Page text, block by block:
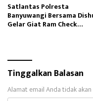
Satlantas Polresta
Banyuwangi Bersama
Gelar Giat Ram Check
Tinggalkan Balasan
Alamat email Anda tidak